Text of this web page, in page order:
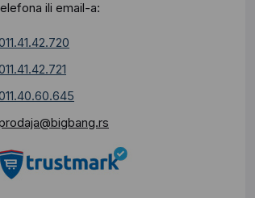
ili email-a: